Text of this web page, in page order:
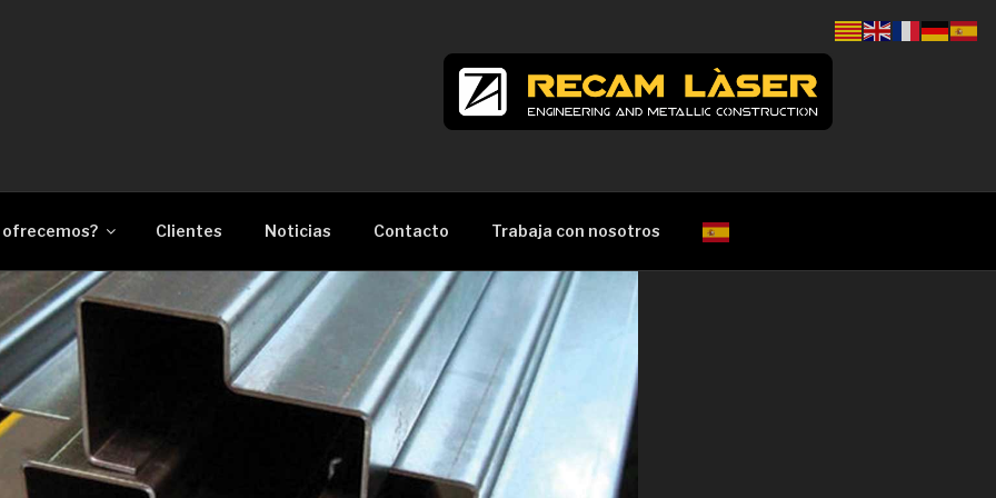
ofrecemos? Clientes Noticias Contacto Trabaja con nosotros